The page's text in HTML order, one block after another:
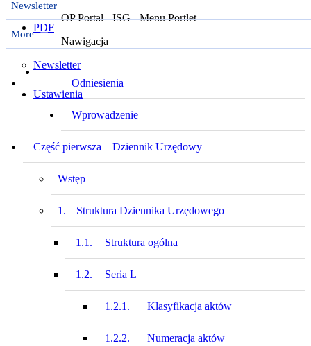
Newsletter
More
Newsletter
PDF
Ustawienia
OP Portal - ISG - Menu Portlet
Nawigacja
Odniesienia
Wprowadzenie
Część pierwsza – Dziennik Urzędowy
Wstęp
1. Struktura Dziennika Urzędowego
1.1. Struktura ogólna
1.2. Seria L
1.2.1. Klasyfikacja aktów
1.2.2. Numeracja aktów